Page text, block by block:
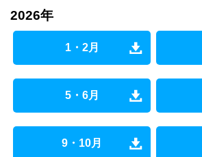
2026年
1・2月
5・6月
9・10月